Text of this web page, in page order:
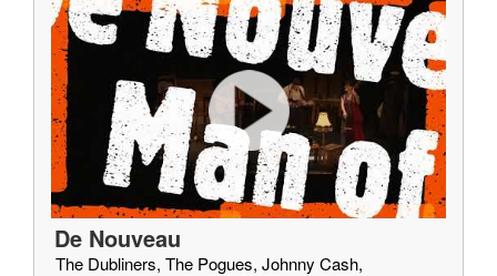
De Nouveau
The Dubliners, The Pogues, Johnny Cash,